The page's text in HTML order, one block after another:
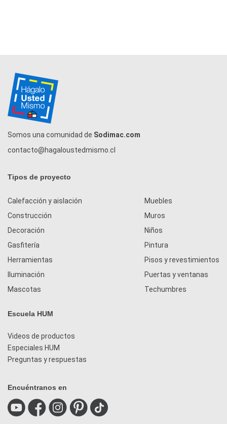
Somos una comunidad de Sodimac.com
contacto@hagaloustedmismo.cl
Tipos de proyecto
Calefacción y aislación
Construcción
Decoración
Gasfitería
Herramientas
Iluminación
Mascotas
Muebles
Muros
Niños
Pintura
Pisos y revestimientos
Puertas y ventanas
Techumbres
Escuela HUM
Videos de productos
Especiales HUM
Preguntas y respuestas
Encuéntranos en